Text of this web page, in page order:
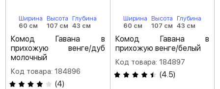
Ширина
60 см
Высота
107 см
Глубина
43 см
Комод Гавана в
прихожую венге/дуб
молочный
Код товара: 184896
(4)
Ширина
60 см
Высота
107 см
Глубина
43 см
Комод Гавана в
прихожую венге/белый
Код товара: 184897
(4.5)